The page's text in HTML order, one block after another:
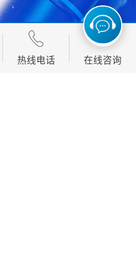
热线电话 在线咨询